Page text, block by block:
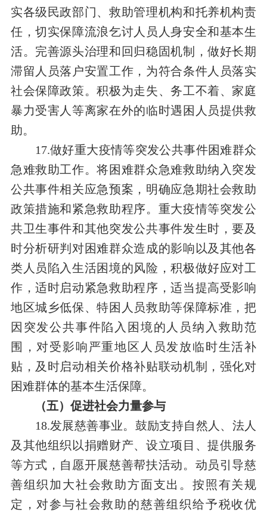
实各级民政部门、救助管理机构和托养机构责
任，切实保障流浪乞讨人员人身安全和基本生
活。完善源头治理和回归稳固机制，做好长期
滞留人员落户安置工作，为符合条件人员落实
社会保障政策。积极为走失、务工不着、家庭
暴力受害人等离家在外的临时遇困人员提供救
助。
17.做好重大疫情等突发公共事件困难群众
急难救助工作。将困难群众急难救助纳入突发
公共事件相关应急预案，明确应急期社会救助
政策措施和紧急救助程序。重大疫情等突发公
共卫生事件和其他突发公共事件发生时，要及
时分析研判对困难群众造成的影响以及其他各
类人员陷入生活困境的风险，积极做好应对工
作，适时启动紧急救助程序，适当提高受影响
地区城乡低保、特困人员救助等保障标准，把
因突发公共事件陷入困境的人员纳入救助范
围，对受影响严重地区人员发放临时生活补
贴，及时启动相关价格补贴联动机制，强化对
困难群体的基本生活保障。
（五）促进社会力量参与
18.发展慈善事业。鼓励支持自然人、法人
及其他组织以捐赠财产、设立项目、提供服务
等方式，自愿开展慈善帮扶活动。动员引导慈
善组织加大社会救助方面支出。按照有关规
定，对参与社会救助的慈善组织给予税收优